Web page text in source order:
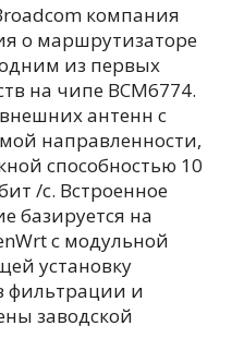
компания
о маршрутизаторе
из первых
на чипе BCM6774.
антенн с
направленности,
способностью 10
/с. Встроенное
базируется на
с модульной
установку
фильтрации и
заводской